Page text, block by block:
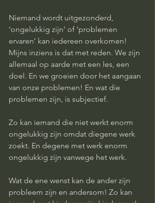
Niemand wordt uitgezonderd,
‘ongelukkig zijn’ of ‘problemen
ervaren’ kan iedereen overkomen!
Mijns inziens is dat met reden. We zijn
allemaal op aarde met een les, een
doel. En we groeien door het aangaan
van onze problemen! En wat die
problemen zijn, is subjectief.
Zo kan iemand die niet werkt enorm
ongelukkig zijn omdat diegene werk
zoekt. En degene met werk enorm
ongelukkig zijn vanwege het werk.
Wat de ene wenst kan de ander zijn
probleem zijn en andersom! Zo kan